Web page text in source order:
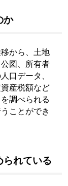
か
から、土地
図、所有者
口データ、
産税額など
調べられる
ことができ
れている